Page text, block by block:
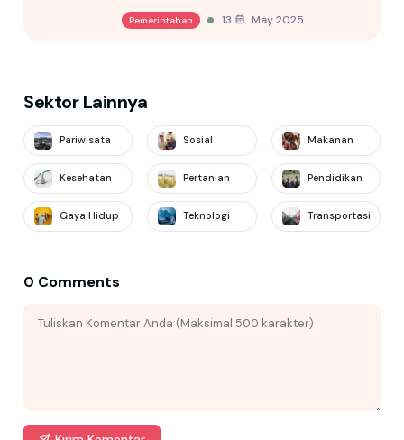
Pemerintahan 13 May 2025
Sektor Lainnya
Pariwisata Sosial Makanan
Kesehatan Pertanian Pendidikan
Gaya Hidup Teknologi Transportasi
0 Comments